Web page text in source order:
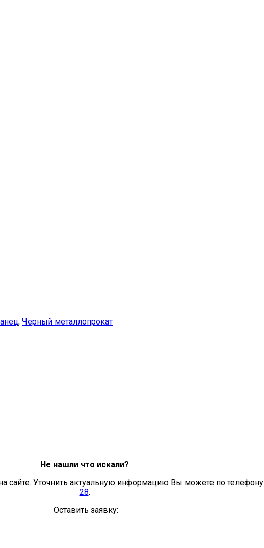
, Черный металлопрокат
Не нашли что искали?
сайте. Уточнить актуальную информацию Вы можете по телефону
28.
Оставить заявку: